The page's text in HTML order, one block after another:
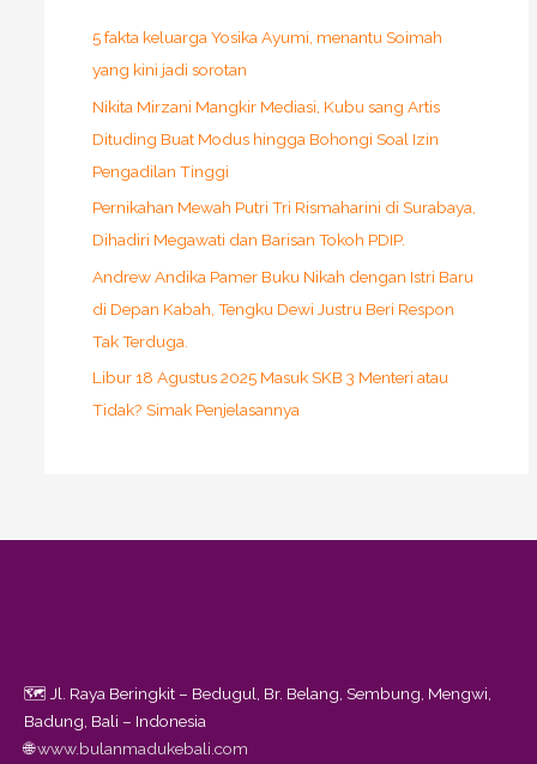
5 fakta keluarga Yosika Ayumi, menantu Soimah
yang kini jadi sorotan
Nikita Mirzani Mangkir Mediasi, Kubu sang Artis
Dituding Buat Modus hingga Bohongi Soal Izin
Pengadilan Tinggi
Pernikahan Mewah Putri Tri Rismaharini di Surabaya,
Dihadiri Megawati dan Barisan Tokoh PDIP.
Andrew Andika Pamer Buku Nikah dengan Istri Baru
di Depan Kabah, Tengku Dewi Justru Beri Respon
Tak Terduga.
Libur 18 Agustus 2025 Masuk SKB 3 Menteri atau
Tidak? Simak Penjelasannya
🗺️ Jl. Raya Beringkit – Bedugul, Br. Belang, Sembung, Mengwi,
Badung, Bali – Indonesia
🌐www.bulanmadukebali.com